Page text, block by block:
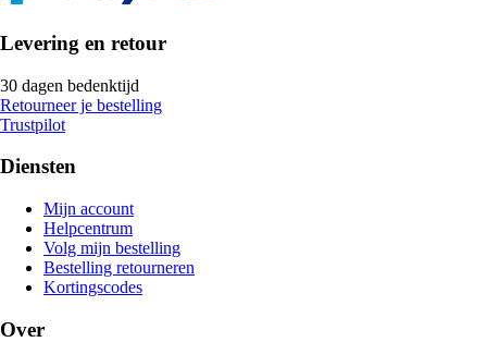
Levering en retour
30 dagen bedenktijd
Retourneer je bestelling
Trustpilot
Diensten
Mijn account
Helpcentrum
Volg mijn bestelling
Bestelling retourneren
Kortingscodes
Over